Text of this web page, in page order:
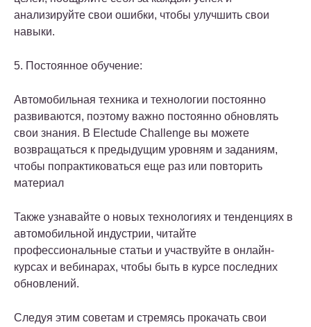
анализируйте свои ошибки, чтобы улучшить свои
навыки.
5. Постоянное обучение:
Автомобильная техника и технологии постоянно
развиваются, поэтому важно постоянно обновлять
свои знания. В Electude Challenge вы можете
возвращаться к предыдущим уровням и заданиям,
чтобы попрактиковаться еще раз или повторить
материал
Также узнавайте о новых технологиях и тенденциях в
автомобильной индустрии, читайте
профессиональные статьи и участвуйте в онлайн-
курсах и вебинарах, чтобы быть в курсе последних
обновлений.
Следуя этим советам и стремясь прокачать свои